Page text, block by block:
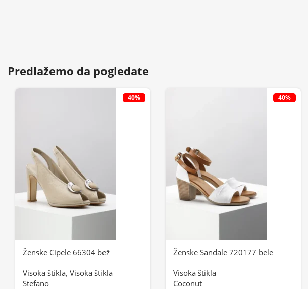
Predlažemo da pogledate
40%
Ženske Cipele 66304 bež
Visoka štikla, Visoka štikla
Stefano
40%
Ženske Sandale 720177 bele
Visoka štikla
Coconut